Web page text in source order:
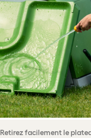
Retirez facilement le